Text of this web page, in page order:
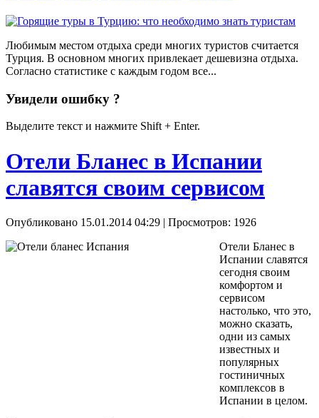
Любимым местом отдыха среди многих туристов считается
Турция. В основном многих привлекает дешевизна отдыха.
Согласно статистике с каждым годом все...
Увидели ошибку ?
Выделите текст и нажмите Shift + Enter.
Отели Бланес в Испании
славятся своим сервисом
Опубликовано 15.01.2014 04:29 | Просмотров: 1926
Отели Бланес в
Испании славятся
сегодня своим
комфортом и
сервисом
настолько, что это,
можно сказать,
одни из самых
известных и
популярных
гостиничных
комплексов в
Испании в целом.